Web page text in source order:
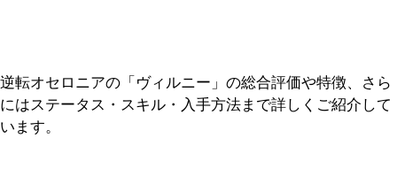
逆転オセロニアの「ヴィルニー」の総合評価や特徴、さら
にはステータス・スキル・入手方法まで詳しくご紹介して
います。